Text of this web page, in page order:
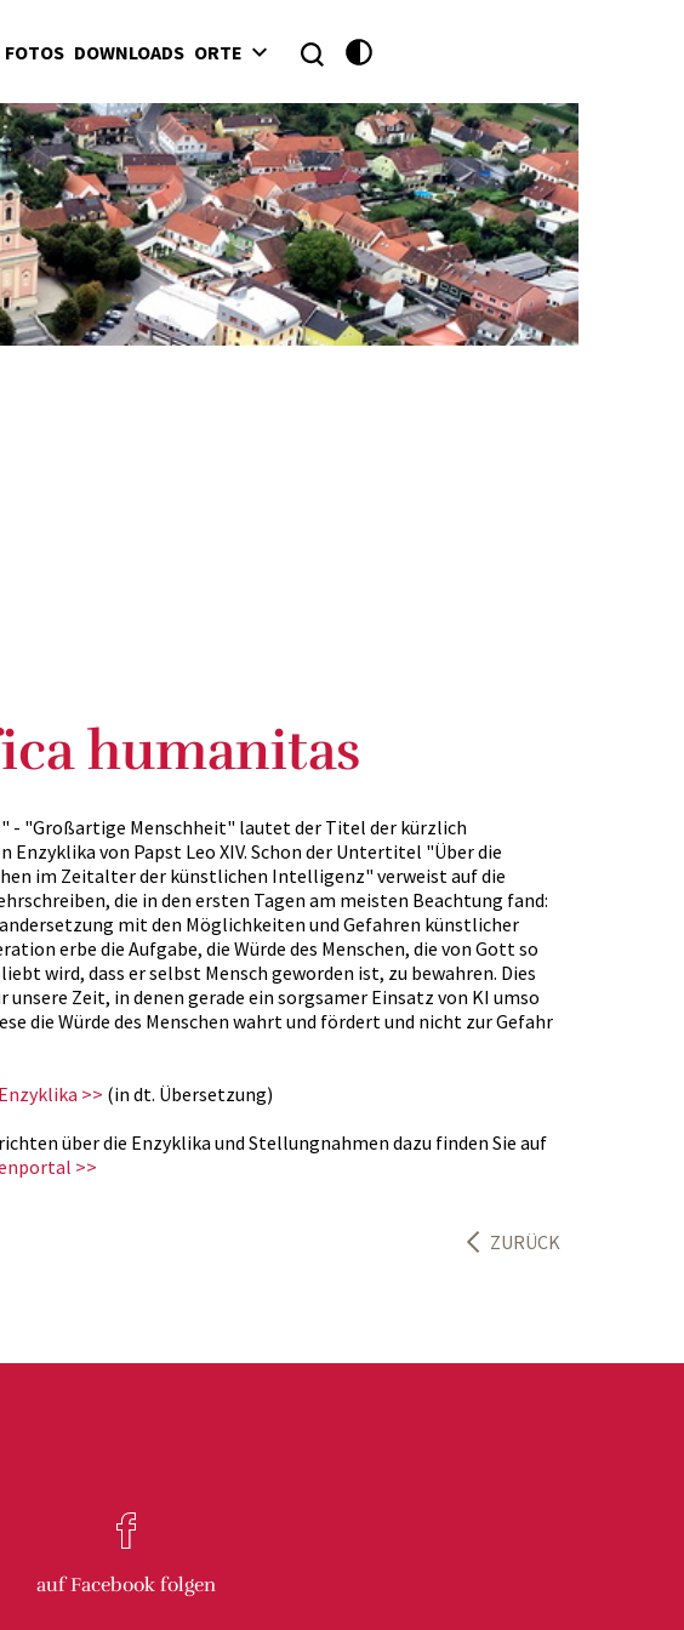
FOTOS DOWNLOADS ORTE
humanitas
- "Großartige Menschheit" lautet der Titel der kürzlich
von Papst Leo XIV. Schon der Untertitel "Über die
im Zeitalter der künstlichen Intelligenz" verweist auf die
die in den ersten Tagen am meisten Beachtung fand:
mit den Möglichkeiten und Gefahren künstlicher
erbe die Aufgabe, die Würde des Menschen, die von Gott so
wird, dass er selbst Mensch geworden ist, zu bewahren. Dies
unsere Zeit, in denen gerade ein sorgsamer Einsatz von KI umso
die Würde des Menschen wahrt und fördert und nicht zur Gefahr
Enzyklika >> (in dt. Übersetzung)
über die Enzyklika und Stellungnahmen dazu finden Sie auf
>>
ZURÜCK
auf Facebook folgen